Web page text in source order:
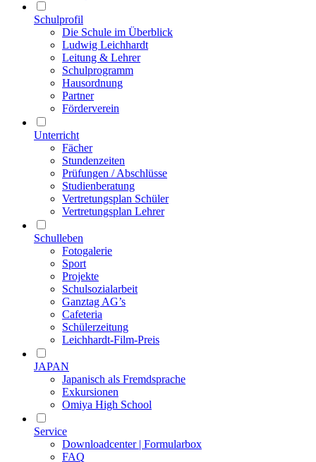
Schulprofil
Die Schule im Überblick
Ludwig Leichhardt
Leitung & Lehrer
Schulprogramm
Hausordnung
Partner
Förderverein
Unterricht
Fächer
Stundenzeiten
Prüfungen / Abschlüsse
Studienberatung
Vertretungsplan Schüler
Vertretungsplan Lehrer
Schulleben
Fotogalerie
Sport
Projekte
Schulsozialarbeit
Ganztag AG’s
Cafeteria
Schülerzeitung
Leichhardt-Film-Preis
JAPAN
Japanisch als Fremdsprache
Exkursionen
Omiya High School
Service
Downloadcenter | Formularbox
FAQ